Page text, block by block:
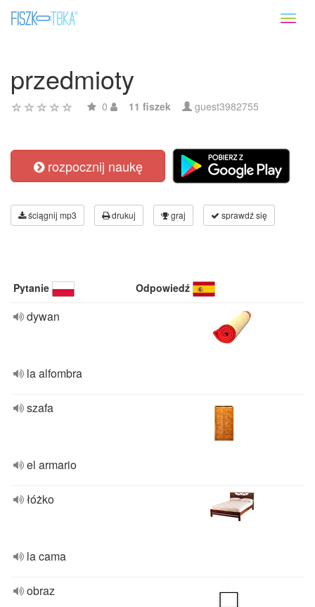
przedmioty
0 11 fiszek guest3982755
rozpocznij naukę
ściągnij mp3 drukuj graj sprawdź się
Pytanie Odpowiedź
dywan
la alfombra
szafa
el armario
łóżko
la cama
obraz